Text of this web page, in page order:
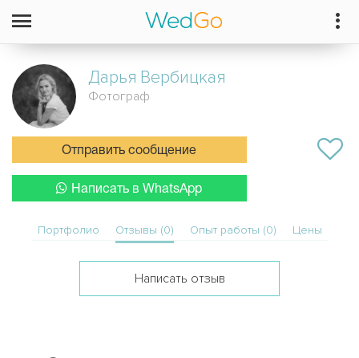
Дарья Вербицкая
Фотограф
Отправить сообщение
Написать в WhatsApp
Портфолио Отзывы (0) Опыт работы (0) Цены
Написать отзыв